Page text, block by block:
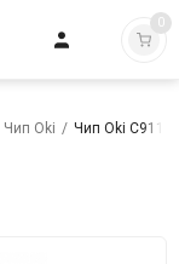
0
Чип Oki / Чип Oki C911/